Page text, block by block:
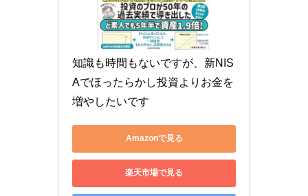
知識も時間もないですが、新NIS
Aでほったらかし投資よりお金を
増やしたいです
Amazonで見る
楽天市場で見る